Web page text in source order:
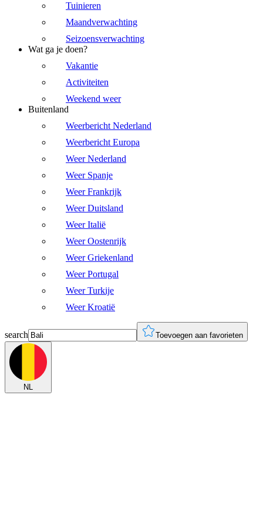
Tuinieren
Maandverwachting
Seizoensverwachting
Wat ga je doen?
Vakantie
Activiteiten
Weekend weer
Buitenland
Weerbericht Nederland
Weerbericht Europa
Weer Nederland
Weer Spanje
Weer Frankrijk
Weer Duitsland
Weer Italië
Weer Oostenrijk
Weer Griekenland
Weer Portugal
Weer Turkije
Weer Kroatië
search Toevoegen aan favorieten
NL